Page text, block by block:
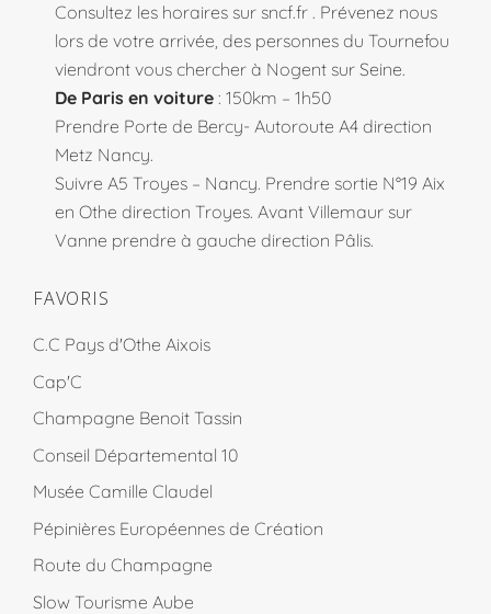
Consultez les horaires sur sncf.fr . Prévenez nous
lors de votre arrivée, des personnes du Tournefou
viendront vous chercher à Nogent sur Seine.
De Paris en voiture : 150km – 1h50
Prendre Porte de Bercy- Autoroute A4 direction
Metz Nancy.
Suivre A5 Troyes – Nancy. Prendre sortie N°19 Aix
en Othe direction Troyes. Avant Villemaur sur
Vanne prendre à gauche direction Pâlis.
FAVORIS
C.C Pays d'Othe Aixois
Cap'C
Champagne Benoit Tassin
Conseil Départemental 10
Musée Camille Claudel
Pépinières Européennes de Création
Route du Champagne
Slow Tourisme Aube